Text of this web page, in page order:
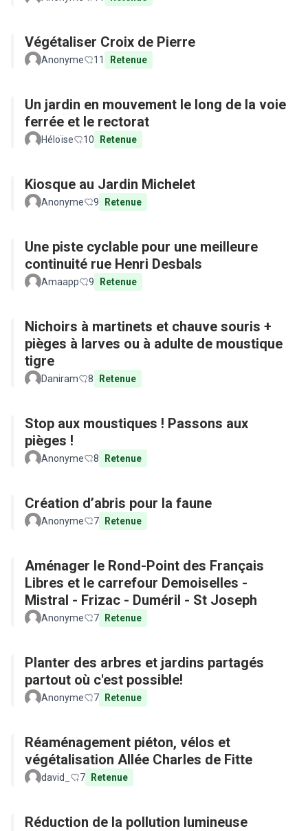
Végétaliser Croix de Pierre
Anonyme 11 Retenue
Un jardin en mouvement le long de la voie
ferrée et le rectorat
Héloïse 10 Retenue
Kiosque au Jardin Michelet
Anonyme 9 Retenue
Une piste cyclable pour une meilleure
continuité rue Henri Desbals
Amaapp 9 Retenue
Nichoirs à martinets et chauve souris +
pièges à larves ou à adulte de moustique
tigre
Daniram 8 Retenue
Stop aux moustiques ! Passons aux
pièges !
Anonyme 8 Retenue
Création d’abris pour la faune
Anonyme 7 Retenue
Aménager le Rond-Point des Français
Libres et le carrefour Demoiselles -
Mistral - Frizac - Duméril - St Joseph
Anonyme 7 Retenue
Planter des arbres et jardins partagés
partout où c'est possible!
Anonyme 7 Retenue
Réaménagement piéton, vélos et
végétalisation Allée Charles de Fitte
david_ 7 Retenue
Réduction de la pollution lumineuse